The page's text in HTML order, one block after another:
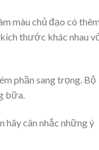
màu chủ đạo có
thước khác nhau
phần sang trọng. Bộ
bữa.
hãy cân nhắc những ý